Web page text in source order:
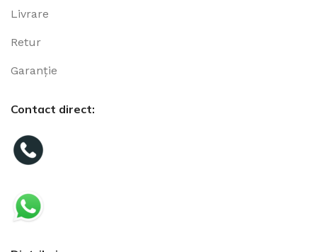
Livrare
Retur
Garanție
Contact direct: